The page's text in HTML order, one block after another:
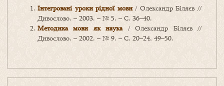
Інтегровані уроки рідної мови/ Олександр Біляєв //
Дивослово. – 2003. – № 5. – С. 36–40.
Методика мови як наука/ Олександр Біляєв //
Дивослово. – 2002. – № 9. – С. 20–24, 49–50.